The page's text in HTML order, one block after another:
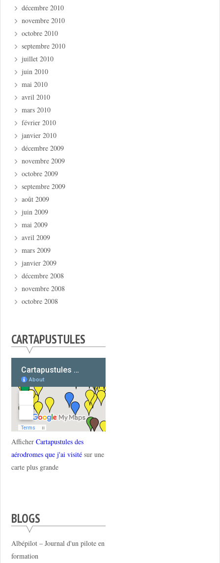
décembre 2010
novembre 2010
octobre 2010
septembre 2010
juillet 2010
juin 2010
mai 2010
avril 2010
mars 2010
février 2010
janvier 2010
décembre 2009
novembre 2009
octobre 2009
septembre 2009
août 2009
juin 2009
mai 2009
avril 2009
mars 2009
janvier 2009
décembre 2008
novembre 2008
octobre 2008
CARTAPUSTULES
Afficher Cartapustules des
aérodromes que j'ai visitésur une
carte plus grande
BLOGS
Albépilot – Journal d'un pilote en
formation